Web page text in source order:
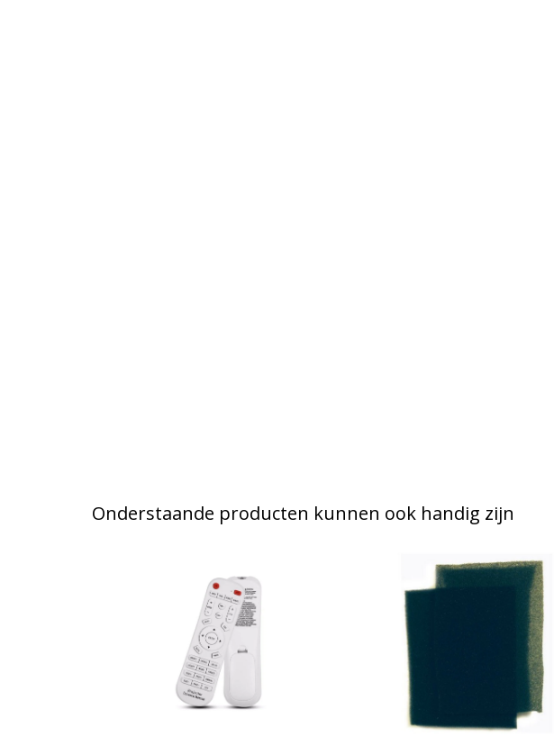
Onderstaande producten kunnen ook handig zijn